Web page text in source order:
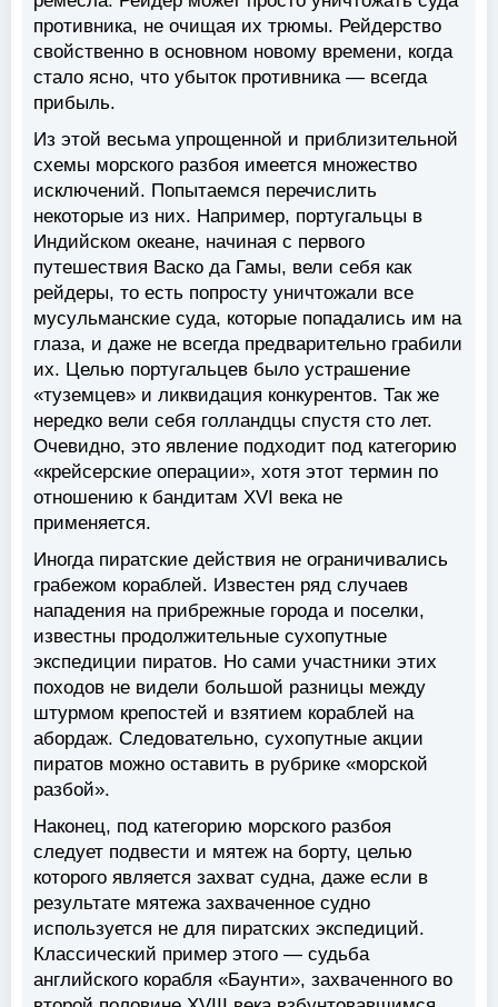
противника, не очищая их трюмы. Рейдерство
свойственно в основном новому времени, когда
стало ясно, что убыток противника — всегда
прибыль.
Из этой весьма упрощенной и приблизительной
схемы морского разбоя имеется множество
исключений. Попытаемся перечислить
некоторые из них. Например, португальцы в
Индийском океане, начиная с первого
путешествия Васко да Гамы, вели себя как
рейдеры, то есть попросту уничтожали все
мусульманские суда, которые попадались им на
глаза, и даже не всегда предварительно грабили
их. Целью португальцев было устрашение
«туземцев» и ликвидация конкурентов. Так же
нередко вели себя голландцы спустя сто лет.
Очевидно, это явление подходит под категорию
«крейсерские операции», хотя этот термин по
отношению к бандитам XVI века не
применяется.
Иногда пиратские действия не ограничивались
грабежом кораблей. Известен ряд случаев
нападения на прибрежные города и поселки,
известны продолжительные сухопутные
экспедиции пиратов. Но сами участники этих
походов не видели большой разницы между
штурмом крепостей и взятием кораблей на
абордаж. Следовательно, сухопутные акции
пиратов можно оставить в рубрике «морской
разбой».
Наконец, под категорию морского разбоя
следует подвести и мятеж на борту, целью
которого является захват судна, даже если в
результате мятежа захваченное судно
используется не для пиратских экспедиций.
Классический пример этого — судьба
английского корабля «Баунти», захваченного во